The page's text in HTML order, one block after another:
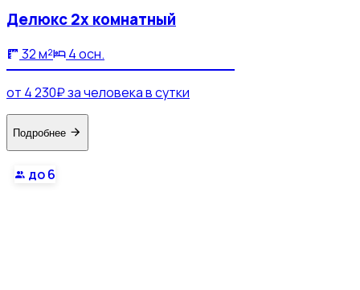
Делюкс 2х комнатный
32 м² 4 осн.
от 4 230₽ за человека в сутки
Подробнее
до 6